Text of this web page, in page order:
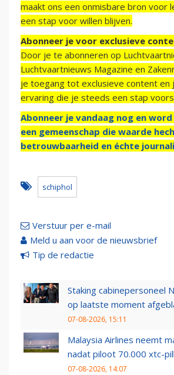
maakt ons een onmisbare bron voor
een stap voor willen blijven.
Abonneer je voor exclusieve
Door je te abonneren op
Luchtvaartnieuws Magazine en
je toegang tot exclusieve content en
ervaring die je steeds een stap
Abonneer je vandaag nog en
een gemeenschap die waarde
betrouwbaarheid en échte
schiphol
Verstuur per e-mail
Meld u aan voor de nieuwsbrief
Tip de redactie
Staking cabinepersoneel
op laatste moment
07-08-2026, 15:11
Malaysia Airlines neemt
nadat piloot 70.000 xtc-
07-08-2026, 14:07